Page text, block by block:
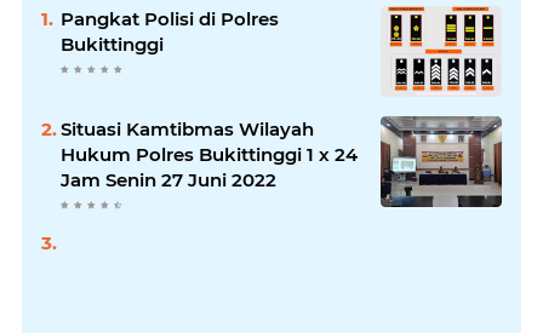
Pangkat Polisi di Polres
Bukittinggi
Situasi Kamtibmas Wilayah
Hukum Polres Bukittinggi 1 x 24
Jam Senin 27 Juni 2022